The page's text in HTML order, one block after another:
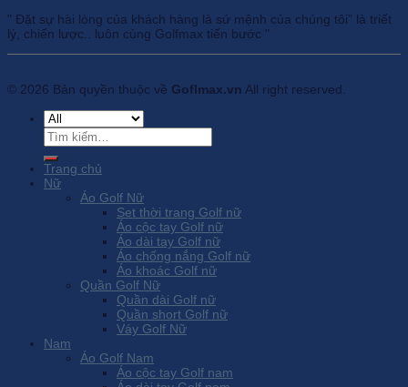
" Đặt sự hài lòng của khách hàng là sứ mệnh của chúng tôi” là triết
lý, chiến lược.. luôn cùng Golfmax tiến bước "
© 2026 Bản quyền thuộc về Goflmax.vn All right reserved.
Tìm
kiếm:
Trang chủ
Nữ
Áo Golf Nữ
Set thời trang Golf nữ
Áo cộc tay Golf nữ
Áo dài tay Golf nữ
Áo chống nắng Golf nữ
Áo khoác Golf nữ
Quần Golf Nữ
Quần dài Golf nữ
Quần short Golf nữ
Váy Golf Nữ
Nam
Áo Golf Nam
Áo cộc tay Golf nam